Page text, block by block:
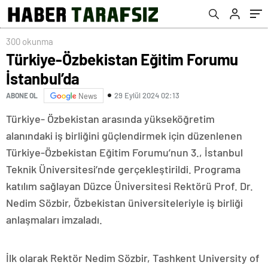
300 okunma
Türkiye-Özbekistan Eğitim Forumu
İstanbul’da
ABONE OL News 29 Eylül 2024 02:13
Türkiye- Özbekistan arasında yükseköğretim
alanındaki iş birliğini güçlendirmek için düzenlenen
Türkiye-Özbekistan Eğitim Forumu’nun 3., İstanbul
Teknik Üniversitesi’nde gerçekleştirildi. Programa
katılım sağlayan Düzce Üniversitesi Rektörü Prof. Dr.
Nedim Sözbir, Özbekistan üniversiteleriyle iş birliği
anlaşmaları imzaladı.
İlk olarak Rektör Nedim Sözbir, Tashkent University of